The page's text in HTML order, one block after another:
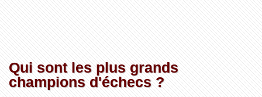
Qui sont les plus grands
champions d'échecs ?